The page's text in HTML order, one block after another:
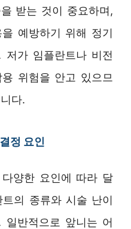
받는 것이 중요하며,
예방하기 위해 정기
저가 임플란트나 비전
위험을 안고 있으므
다.
정 요인
양한 요인에 따라 달
의 종류와 시술 난이
일반적으로 앞니는 어